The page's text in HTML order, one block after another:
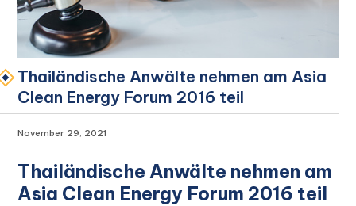
Thailändische Anwälte nehmen am Asia
Clean Energy Forum 2016 teil
November 29, 2021
Thailändische Anwälte nehmen am
Asia Clean Energy Forum 2016 teil